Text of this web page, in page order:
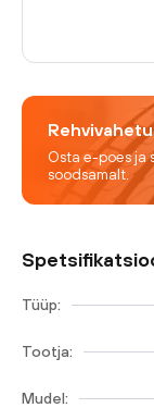
Osta e-poes ja
soodsamalt.
Tüüp:
Tootja:
Mudel: